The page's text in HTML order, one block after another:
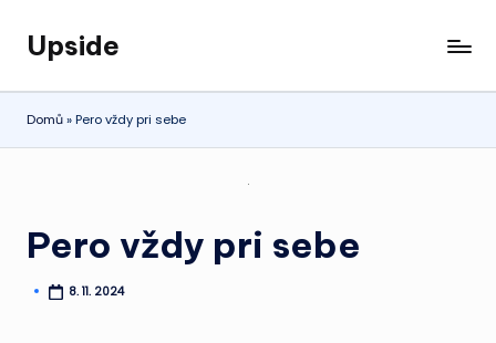
Skip
content
Upside
Čaká
vás
dlhá
koniec
V tom
Domů»Pero vždy pri sebe
Pero vždy pri sebe
Posted 8. 11. 2024